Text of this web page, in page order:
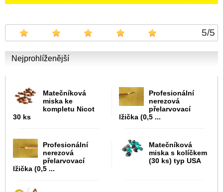
5/5
Nejprohlíženější
Matečníková
miska ke
kompletu Nicot
30 ks
Profesionální
nerezová
přelarvovací
lžička (0,5 ...
Profesionální
nerezová
přelarvovací
lžička (0,5 ...
Matečníková
miska s kolíčkem
(30 ks) typ USA